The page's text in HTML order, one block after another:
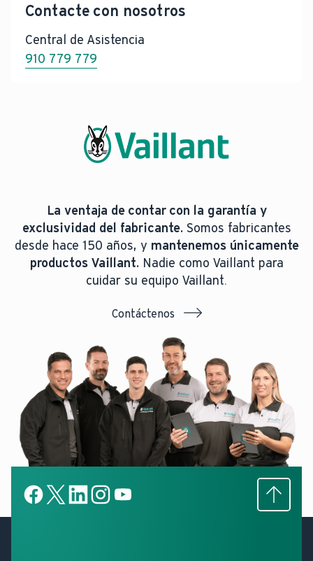
Contacte con nosotros
Central de Asistencia
910 779 779
La ventaja de contar con la garantía y
exclusividad del fabricante.Somos fabricantes
desde hace 150 años, y mantenemos únicamente
productos Vaillant.Nadie como Vaillant para
cuidar su equipo Vaillant.
Contáctenos
Subir